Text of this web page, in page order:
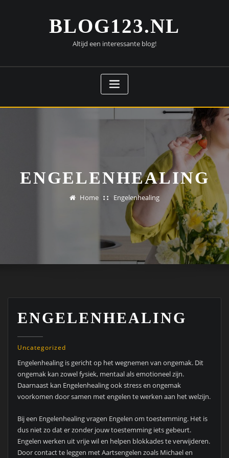
BLOG123.NL
Altijd een interessante blog!
ENGELENHEALING
Home Engelenhealing
ENGELENHEALING
Uncategorized
Engelenhealing is gericht op het wegnemen van ongemak. Dit
ongemak kan zowel fysiek, mentaal als emotioneel zijn.
Daarnaast kan Engelenhealing ook stress en ongemak
voorkomen door samen met engelen te werken aan het welzijn.
Bij een Engelenhealing vragen Engelen om toestemming. Het is
dus niet zo dat er zonder jouw toestemming iets gebeurt.
Engelen werken uit vrije wil en helpen blokkades te verwijderen.
Door contact te leggen met Aartsengelen zoals Michael en